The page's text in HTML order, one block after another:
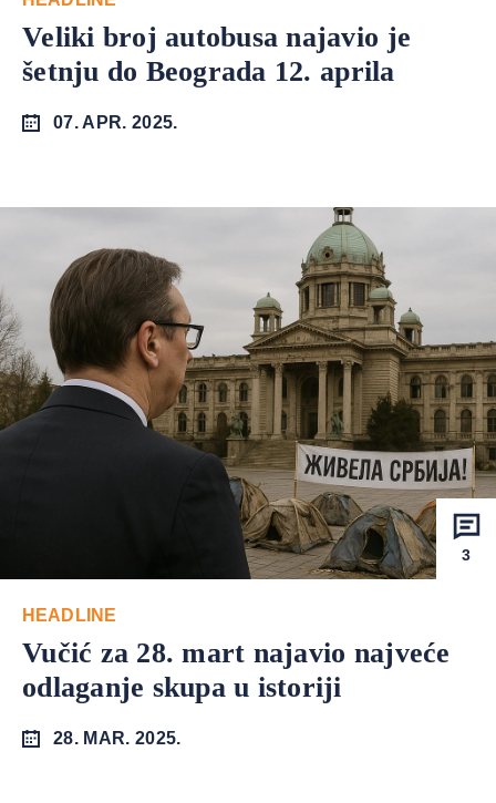
Veliki broj autobusa najavio je
šetnju do Beograda 12. aprila
07. APR. 2025.
3
HEADLINE
Vučić za 28. mart najavio najveće
odlaganje skupa u istoriji
28. MAR. 2025.